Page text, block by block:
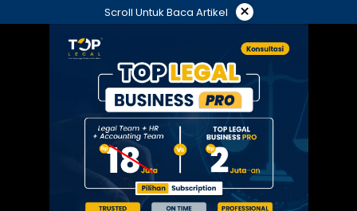
ke
Scroll Untuk Baca Artikel ×